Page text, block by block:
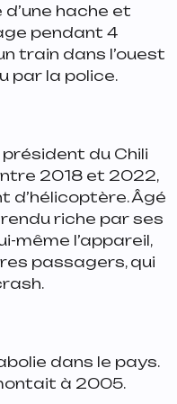
hache et
pendant 4
train dans l’ouest
par la police.
président du Chili
2018 et 2022,
d’hélicoptère. Âgé
rendu riche par ses
même l’appareil,
passagers, qui
dans le pays.
à 2005.